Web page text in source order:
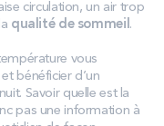
circulation, un air trop
qualité de sommeil.
vous
bénéficier d’un
Savoir quelle est la
pas une information à